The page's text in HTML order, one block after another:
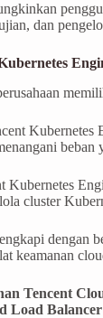
dan
Kubernetes
beban
Kubernetes
cluster
dengan
keamanan
Tencent
Load